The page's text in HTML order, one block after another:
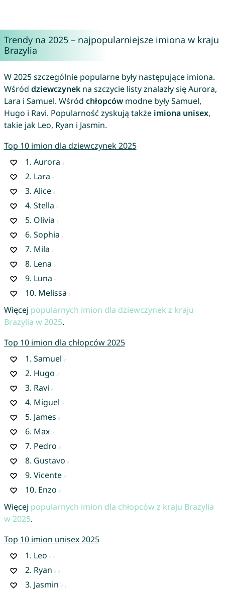
Trendy na 2025 – najpopularniejsze imiona w kraju
Brazylia
W 2025 szczególnie popularne były następujące imiona.
Wśród dziewczynekna szczycie listy znalazły się Aurora,
Lara i Samuel. Wśród chłopcówmodne były Samuel,
Hugo i Ravi. Popularność zyskują także imiona unisex,
takie jak Leo, Ryan i Jasmin.
Top 10 imion dla dziewczynek 2025
1. Aurora
2. Lara
3. Alice
4. Stella
5. Olivia
6. Sophia
7. Mila
8. Lena
9. Luna
10. Melissa
Więcej popularnych imion dla dziewczynek z kraju
Brazylia w 2025.
Top 10 imion dla chłopców 2025
1. Samuel
2. Hugo
3. Ravi
4. Miguel
5. James
6. Max
7. Pedro
8. Gustavo
9. Vicente
10. Enzo
Więcej popularnych imion dla chłopców z kraju Brazylia
w 2025.
Top 10 imion unisex 2025
1. Leo
2. Ryan
3. Jasmin